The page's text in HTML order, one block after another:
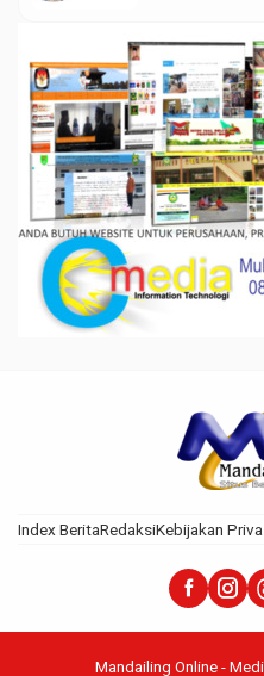
Index BeritaRedaksiKebijakan
Mandailing Online -